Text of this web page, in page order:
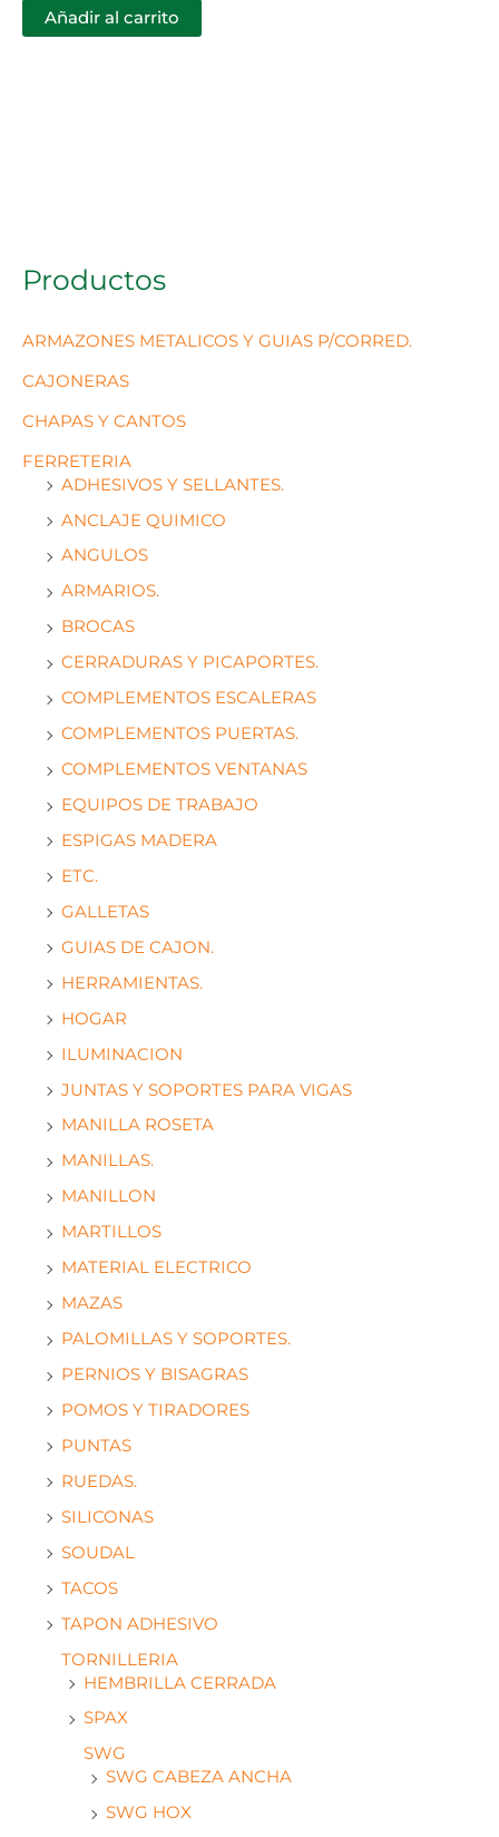
Productos
ARMAZONES METALICOS Y GUIAS P/CORRED.
CAJONERAS
CHAPAS Y CANTOS
FERRETERIA
ADHESIVOS Y SELLANTES.
ANCLAJE QUIMICO
ANGULOS
ARMARIOS.
BROCAS
CERRADURAS Y PICAPORTES.
COMPLEMENTOS ESCALERAS
COMPLEMENTOS PUERTAS.
COMPLEMENTOS VENTANAS
EQUIPOS DE TRABAJO
ESPIGAS MADERA
ETC.
GALLETAS
GUIAS DE CAJON.
HERRAMIENTAS.
HOGAR
ILUMINACION
JUNTAS Y SOPORTES PARA VIGAS
MANILLA ROSETA
MANILLAS.
MANILLON
MARTILLOS
MATERIAL ELECTRICO
MAZAS
PALOMILLAS Y SOPORTES.
PERNIOS Y BISAGRAS
POMOS Y TIRADORES
PUNTAS
RUEDAS.
SILICONAS
SOUDAL
TACOS
TAPON ADHESIVO
TORNILLERIA
HEMBRILLA CERRADA
SPAX
SWG
SWG CABEZA ANCHA
SWG HOX
Añadir al carrito